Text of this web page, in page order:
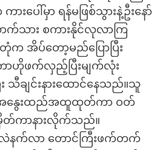
ားပေါ်မှာ ရန်မဖြစ်သွားနဲ့ဦးနော်
သား စကားနိုင်လုလာကြ
အိပ်တော့မည်ပြောပြီး
ဖက်လှည့်ပြီးမျက်လုံး
သီချင်းနားထောင်နေသည်။သူ
အနွေးထည်အထူထုတ်ကာ ဝတ်
တ်ကာနားလိုက်သည်။
နက်လာ တောင်ကြီးဖက်တက်